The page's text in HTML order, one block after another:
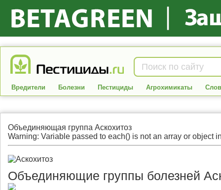
Вредители Болезни Пестициды Агрохимикаты
Объединяющая группа Аскохитоз
Warning: Variable passed to each() is not an array or object
Объединяющие группы болезней